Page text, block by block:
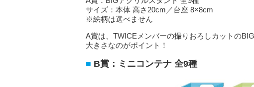
サイズ：本体 高さ20cm／台座 8×8cm
※絵柄は選べません
A賞は、TWICEメンバーの撮りおろしカットの
大きさなのがポイント！
B賞：ミニコンテナ 全9種